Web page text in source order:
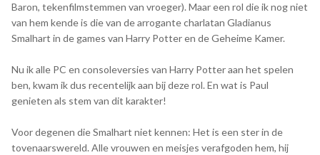
Baron, tekenfilmstemmen van vroeger). Maar een rol die ik nog niet
van hem kende is die van de arrogante charlatan Gladianus
Smalhart in de games van Harry Potter en de Geheime Kamer.
Nu ik alle PC en consoleversies van Harry Potter aan het spelen
ben, kwam ik dus recentelijk aan bij deze rol. En wat is Paul
genieten als stem van dit karakter!
Voor degenen die Smalhart niet kennen: Het is een ster in de
tovenaarswereld. Alle vrouwen en meisjes verafgoden hem, hij